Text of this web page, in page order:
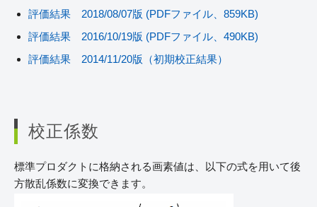
評価結果 2018/08/07版 (PDFファイル、859KB)
評価結果 2016/10/19版 (PDFファイル、490KB)
評価結果 2014/11/20版（初期校正結果）
校正係数
標準プロダクトに格納される画素値は、以下の式を用いて後
方散乱係数に変換できます。